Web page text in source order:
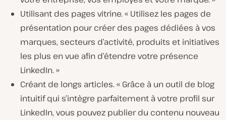
Utilisant des pages vitrine. « Utilisez les pages de
présentation pour créer des pages dédiées à vos
marques, secteurs d’activité, produits et initiatives
les plus en vue afin d’étendre votre présence
LinkedIn. »
Créant de longs articles. « Grâce à un outil de blog
intuitif qui s’intègre parfaitement à votre profil sur
LinkedIn, vous pouvez publier du contenu nouveau